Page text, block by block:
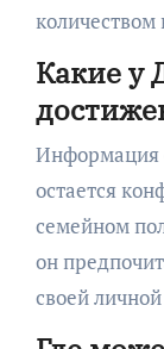
Какие у
Информация
остается
семейном
он
своей